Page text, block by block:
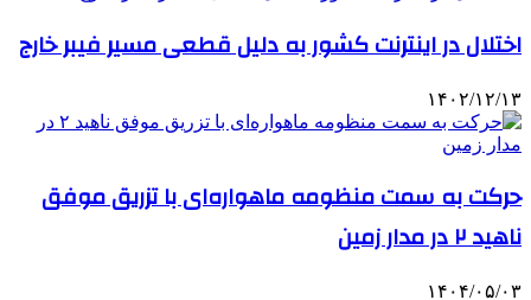
اختلال در اینترنت کشور به دلیل قطعی مسیر فیبر خارج
۱۴۰۲/۱۲/۱۳
حرکت به سمت منظومه ماهواره‌ای با تزریق موفق
ناهید ۲ در مدار زمین
۱۴۰۴/۰۵/۰۳